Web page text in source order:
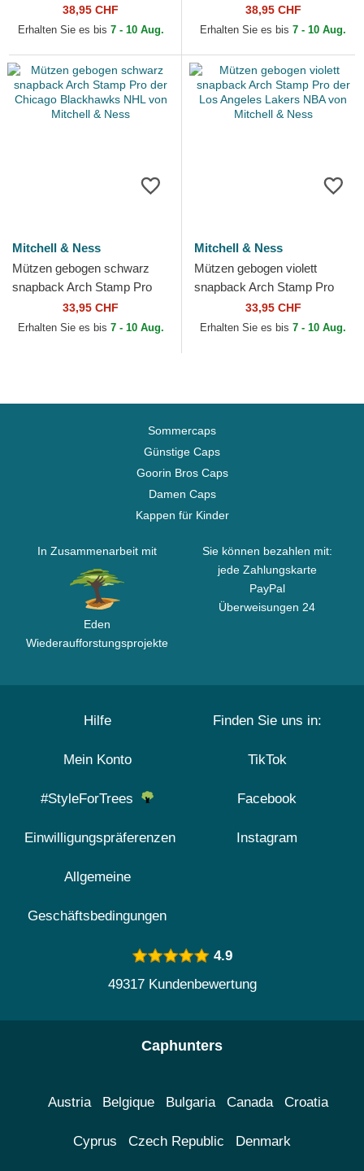
Chicago Bulls NBA von
Mitchell & Ness
38,95 CHF
Erhalten Sie es bis 7 - 10 Aug.
Vancouver Grizzlies NBA von
Mitchell & Ness
38,95 CHF
Erhalten Sie es bis 7 - 10 Aug.
Mitchell & Ness
Mützen gebogen schwarz
snapback Arch Stamp Pro
der Chicago Blackhawks
NHL von Mitchell & Ness
33,95 CHF
Erhalten Sie es bis 7 - 10 Aug.
Mitchell & Ness
Mützen gebogen violett
snapback Arch Stamp Pro
der Los Angeles Lakers NBA
von Mitchell & Ness
33,95 CHF
Erhalten Sie es bis 7 - 10 Aug.
Sommercaps
Günstige Caps
Goorin Bros Caps
Damen Caps
Kappen für Kinder
In Zusammenarbeit mit
Eden
Wiederaufforstungsprojekte
Sie können bezahlen mit:
jede Zahlungskarte
PayPal
Überweisungen 24
Hilfe
Mein Konto
#StyleForTrees
Einwilligungspräferenzen
Allgemeine
Geschäftsbedingungen
Finden Sie uns in:
TikTok
Facebook
Instagram
4.9
49317 Kundenbewertung
Caphunters
Austria Belgique Bulgaria Canada Croatia
Cyprus Czech Republic Denmark